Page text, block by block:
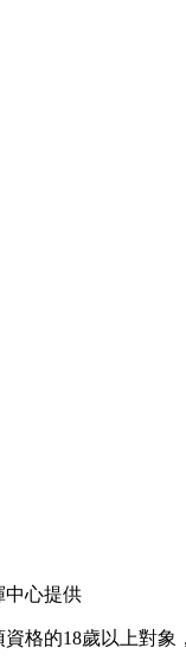
中心提供
格的18歲以上對象